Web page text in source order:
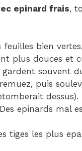
epinard frais,
feuilles bien
plus douces et
gardent souvent
puis
dessus).
epinards mal
tiges les plus